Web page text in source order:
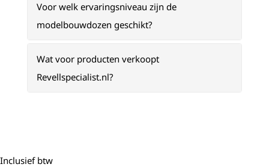
Voor welk ervaringsniveau zijn de
modelbouwdozen geschikt?
Wat voor producten verkoopt
Revellspecialist.nl?
Inclusief btw